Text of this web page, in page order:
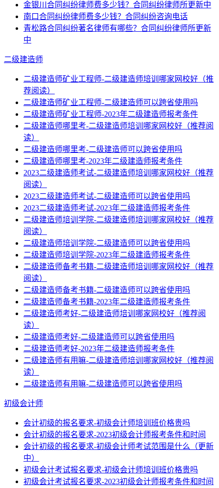
金银川合同纠纷律师费多少钱？合同纠纷律师所更新中
南口合同纠纷律师费多少钱？合同纠纷咨询电话
青松路合同纠纷著名律师有哪些？合同纠纷律师所更新
中
二级建造师
二级建造师矿业工程师-二级建造师培训哪家网校好（推
荐阅读）
二级建造师矿业工程师-二级建造师可以跨省使用吗
二级建造师矿业工程师-2023年二级建造师报考条件
二级建造师哪里考-二级建造师培训哪家网校好（推荐阅
读）
二级建造师哪里考-二级建造师可以跨省使用吗
二级建造师哪里考-2023年二级建造师报考条件
2023二级建造师考试-二级建造师培训哪家网校好（推荐
阅读）
2023二级建造师考试-二级建造师可以跨省使用吗
2023二级建造师考试-2023年二级建造师报考条件
二级建造师培训学院-二级建造师培训哪家网校好（推荐
阅读）
二级建造师培训学院-二级建造师可以跨省使用吗
二级建造师培训学院-2023年二级建造师报考条件
二级建造师备考书籍-二级建造师培训哪家网校好（推荐
阅读）
二级建造师备考书籍-二级建造师可以跨省使用吗
二级建造师备考书籍-2023年二级建造师报考条件
二级建造师考好-二级建造师培训哪家网校好（推荐阅
读）
二级建造师考好-二级建造师可以跨省使用吗
二级建造师考好-2023年二级建造师报考条件
二级建造师有用嘛-二级建造师培训哪家网校好（推荐阅
读）
二级建造师有用嘛-二级建造师可以跨省使用吗
初级会计师
会计初级的报名要求-初级会计师培训班价格贵吗
会计初级的报名要求-2023初级会计师报考条件和时间
会计初级的报名要求-初级会计师考试范围是什么（更新
中）
初级会计考试报名要求-初级会计师培训班价格贵吗
初级会计考试报名要求-2023初级会计师报考条件和时间